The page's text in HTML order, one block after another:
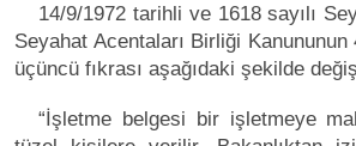
14/9/1972 tarihli ve 1618 sayılı
Seyahat Acentaları Birliği
üçüncü fıkrası aşağıdaki şekilde
“İşletme belgesi bir işletmeye